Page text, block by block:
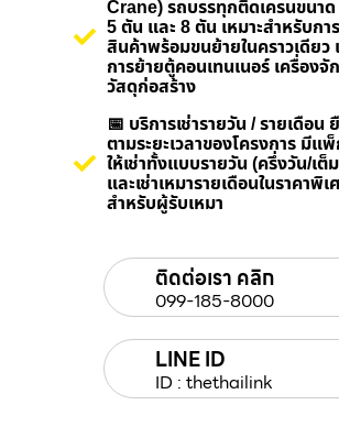
Crane) รถบรรทุกติดเครนขนา
5 ตัน และ 8 ตัน เหมาะสำหรับกา
สินค้าพร้อมขนย้ายในคราวเดียว
การย้ายตู้คอนเทนเนอร์ เครื่องจั
วัสดุก่อสร้าง
📅 บริการเช่ารายวัน / รายเดือน
ตามระยะเวลาของโครงการ มีแ
ให้เช่าทั้งแบบรายวัน (ครึ่งวัน/เต็
และเช่าเหมารายเดือนในราคาพิ
สำหรับผู้รับเหมา
ติดต่อเรา คลิก
099-185-8000
LINE ID
ID : thethailink